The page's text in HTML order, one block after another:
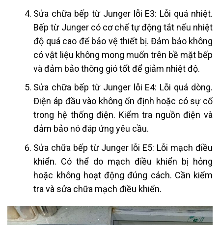
Sửa chữa bếp từ Junger lỗi E3: Lỗi quá nhiệt.
Bếp từ Junger có cơ chế tự động tắt nếu nhiệt
độ quá cao để bảo vệ thiết bị. Đảm bảo không
có vật liệu không mong muốn trên bề mặt bếp
và đảm bảo thông gió tốt để giảm nhiệt độ.
Sửa chữa bếp từ Junger lỗi E4: Lỗi quá dòng.
Điện áp đầu vào không ổn định hoặc có sự cố
trong hệ thống điện. Kiểm tra nguồn điện và
đảm bảo nó đáp ứng yêu cầu.
Sửa chữa bếp từ Junger lỗi E5: Lỗi mạch điều
khiển. Có thể do mạch điều khiển bị hỏng
hoặc không hoạt động đúng cách. Cần kiểm
tra và sửa chữa mạch điều khiển.